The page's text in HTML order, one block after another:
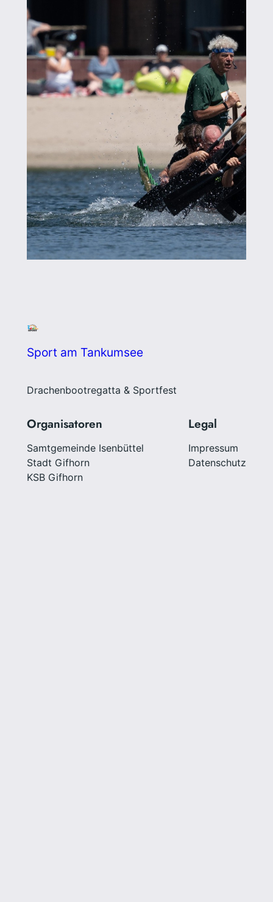
Sport am Tankumsee
Drachenbootregatta & Sportfest
Organisatoren
Samtgemeinde Isenbüttel
Stadt Gifhorn
KSB Gifhorn
Legal
Impressum
Datenschutz